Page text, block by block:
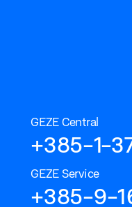
GEZE Central
+385-1-
GEZE Service
+385-9-